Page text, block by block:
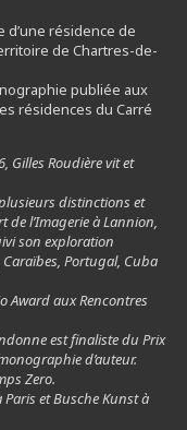
résidence de
de Chartres-de-
publiée aux
résidences du Carré
Gilles Roudière vit et
plusieurs distinctions et
de l’Imagerie à Lannion,
son exploration
Portugal, Cuba
Award aux Rencontres
est finaliste du Prix
d’auteur.
Zero.
et Busche Kunst à